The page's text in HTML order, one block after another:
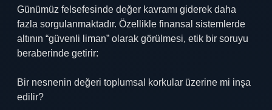
Günümüz felsefesinde değer kavramı giderek daha
fazla sorgulanmaktadır. Özellikle finansal sistemlerde
altının “güvenli liman” olarak görülmesi, etik bir soruyu
beraberinde getirir:
Bir nesnenin değeri toplumsal korkular üzerine mi inşa
edilir?